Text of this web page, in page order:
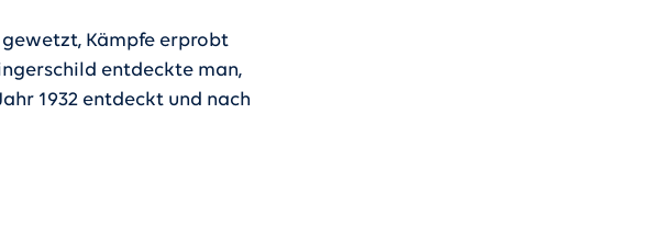
Kämpfe erprobt
entdeckte man,
1932 entdeckt und nach